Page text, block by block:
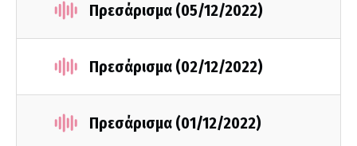
Πρεσάρισμα (05/12/2022)
Πρεσάρισμα (02/12/2022)
Πρεσάρισμα (01/12/2022)